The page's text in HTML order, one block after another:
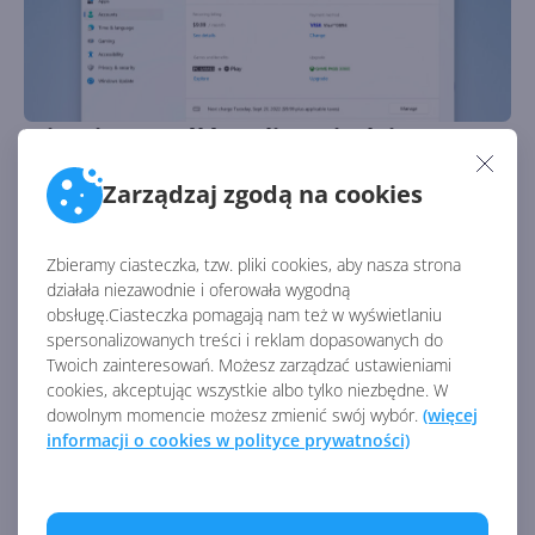
Zarządzaj zgodą na cookies
Zbieramy ciasteczka, tzw. pliki cookies, aby nasza strona
działała niezawodnie i oferowała wygodną
obsługę.Ciasteczka pomagają nam też w wyświetlaniu
spersonalizowanych treści i reklam dopasowanych do
Twoich zainteresowań. Możesz zarządzać ustawieniami
cookies, akceptując wszystkie albo tylko niezbędne. W
dowolnym momencie możesz zmienić swój wybór. (więcej
informacji o cookies w polityce prywatności)
Więcej szczegółów o licencjach i
subskrypcjach w Windows 11. To był
tydzień z Microsoft 233
Autor: Krzysztof SulikowskiOpublikowano:2.09.2022, 18:47
Liczba odsłon:
Wracamy z kolejnym podsumowaniem najważniejszych i
najciekawszych newsów z ostatnich 7 dni w świecie
technologii Microsoft!